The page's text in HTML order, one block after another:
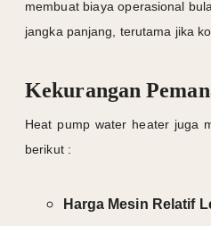
membuat biaya operasional
jangka panjang, terutama jika
Kekurangan
Heat pump water heater juga
berikut :
Harga Mesin Relatif